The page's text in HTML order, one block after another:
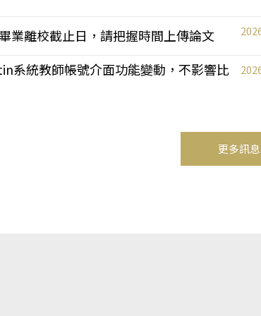
業離校截止日，請把握時間上傳論文
系統教師帳號介面功能變動，不影響比
更多訊息